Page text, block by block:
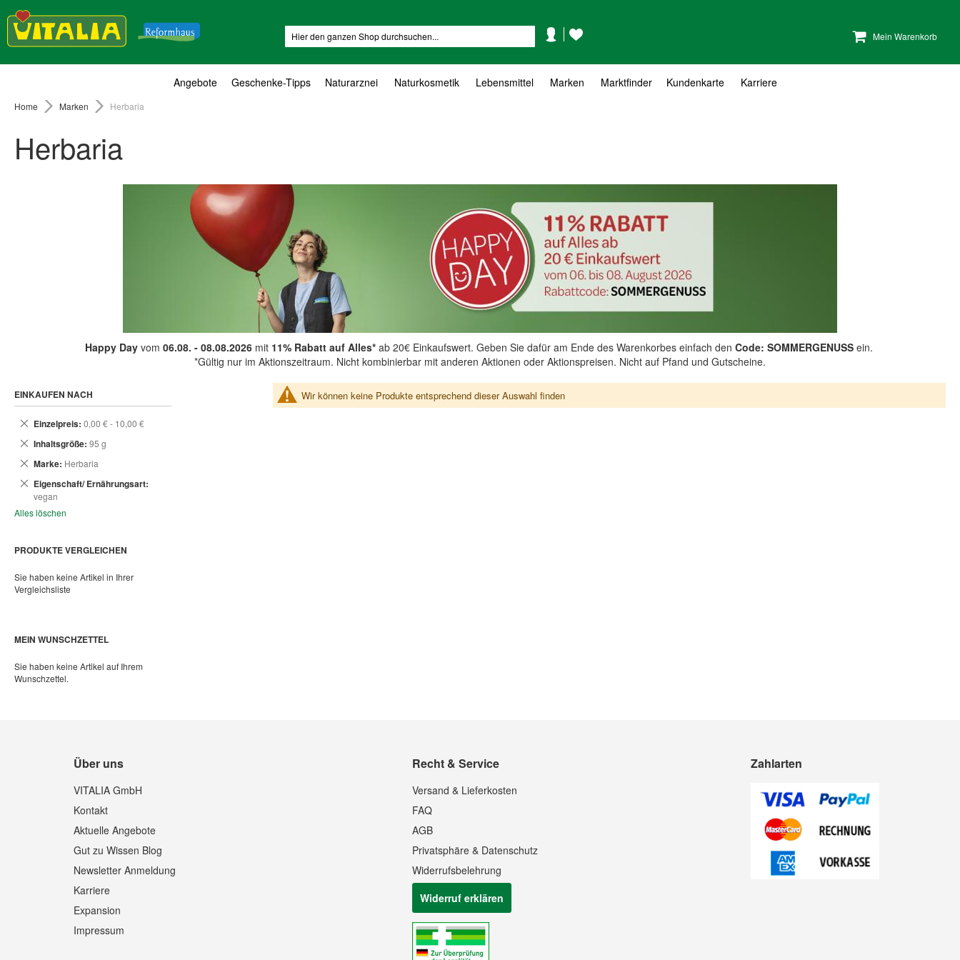
Mein Warenkorb
KontoWunschzettel
Angebote Geschenke-Tipps Naturarznei Naturkosmetik Lebensmittel Marken Marktfinder Kundenkarte Karriere
Home Marken Herbaria
Herbaria
Happy Dayvom 06.08. - 08.08.2026mit 11% Rabatt auf Alles*ab 20€ Einkaufswert. Geben Sie dafür am Ende des Warenkorbes einfach den Code: SOMMERGENUSSein.
*Gültig nur im Aktionszeitraum. Nicht kombinierbar mit anderen Aktionen oder Aktionspreisen. Nicht auf Pfand und Gutscheine.
Wir können keine Produkte entsprechend dieser Auswahl finden
EINKAUFEN NACH
Einzelpreis 0,00 € - 10,00 €
Dies
Inhaltsgröße 95 g
Dies
Marke Herbaria
Dies
Eigenschaft/ Ernährungsart
vegan
Dies
entfernen
Alles löschen
PRODUKTE VERGLEICHEN
Sie haben keine Artikel in Ihrer
Vergleichsliste
MEIN WUNSCHZETTEL
Sie haben keine Artikel auf Ihrem
Wunschzettel.
Über uns
VITALIA GmbH
Kontakt
Aktuelle Angebote
Gut zu Wissen Blog
Newsletter Anmeldung
Karriere
Expansion
Impressum
Recht & Service
Versand & Lieferkosten
FAQ
AGB
Privatsphäre & Datenschutz
Widerrufsbelehrung
Widerruf erklären
Zahlarten